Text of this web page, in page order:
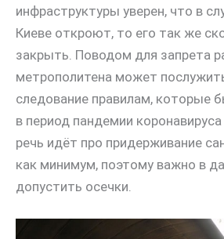
инфраструктуры уверен, что в
Киеве откроют, то его так же
закрыть. Поводом для запрета
метрополитена может
следование правилам, которые
в период пандемии
речь идёт про придерживание
как минимум, поэтому важно в
допустить осечки.